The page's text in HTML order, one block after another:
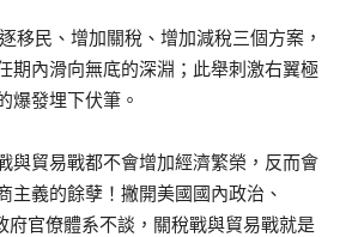
移民、增加關稅、增加減稅三個方案，
期內滑向無底的深淵；此舉刺激右翼極
爆發埋下伏筆。
與貿易戰都不會增加經濟繁榮，反而會
主義的餘孽！撇開美國國內政治、
府官僚體系不談，關稅戰與貿易戰就是